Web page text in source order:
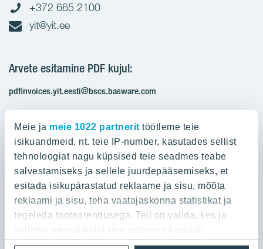
Meie ja meie 1022 partnerit töötleme teie
isikuandmeid, nt. teie IP-number, kasutades sellist
tehnoloogiat nagu küpsised teie seadmes teabe
salvestamiseks ja sellele juurdepääsemiseks, et
esitada isikupärastatud reklaame ja sisu, mõõta
reklaami ja sisu, teha vaatajaskonna statistikat ja
tegeleda tootearendusega. Teil on valida, kes ja
+372 665 2100
yit@yit.ee
Arvete esitamine PDF kujul:
pdfinvoices.yit.eesti@bscs.basware.com
KMKR: EE100210897
Ettevõttest
Ettevõttest
YIT Group
YIT Finland